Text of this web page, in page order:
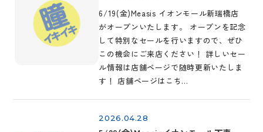
6/19(金)Measis イオンモール新瑞橋店
がオープンいたします。 オープンを記念
して特別なセールを行いますので、ぜひ
この機会にご来店ください！ 詳しいセー
ル情報は店舗ページで随時更新いたしま
す！ 店舗ページはこち…
2026.04.28